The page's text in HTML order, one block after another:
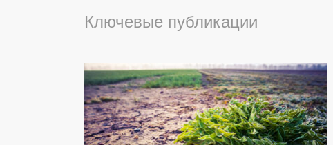
Ключевые публикации